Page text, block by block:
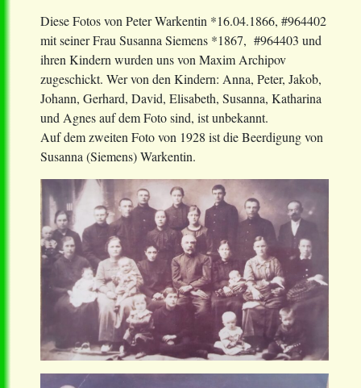
Diese Fotos von Peter Warkentin *16.04.1866, #964402
mit seiner Frau Susanna Siemens *1867, #964403 und
ihren Kindern wurden uns von Maxim Archipov
zugeschickt. Wer von den Kindern: Anna, Peter, Jakob,
Johann, Gerhard, David, Elisabeth, Susanna, Katharina
und Agnes auf dem Foto sind, ist unbekannt.
Auf dem zweiten Foto von 1928 ist die Beerdigung von
Susanna (Siemens) Warkentin.